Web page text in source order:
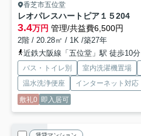
香芝市五位堂
レオパレスハートピア１５204
3.4万円 管理/共益費6,500円
2階 / 20.28㎡ / 1K /築27年
近鉄大阪線「五位堂」駅 徒歩10分
バス・トイレ別 室内洗濯機置場
温水洗浄便座
インターネット対応
敷礼0 即入居可